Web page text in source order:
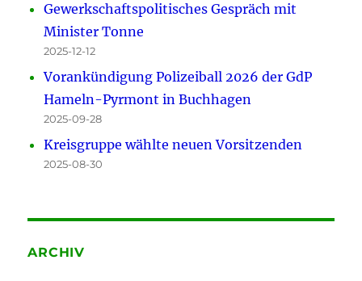
Gewerkschaftspolitisches Gespräch mit
Minister Tonne
2025-12-12
Vorankündigung Polizeiball 2026 der GdP
Hameln-Pyrmont in Buchhagen
2025-09-28
Kreisgruppe wählte neuen Vorsitzenden
2025-08-30
ARCHIV